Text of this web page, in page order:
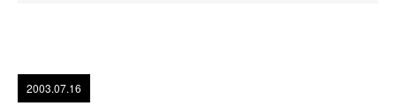
2003.07.16